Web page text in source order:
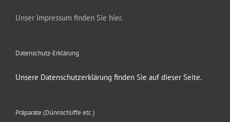
Unser Impressum finden Sie hier.
Datenschutz-Erklärung
Unsere Datenschutzerklärung finden Sie auf dieser Seite.
Präparate (Dünnschliffe etc.)